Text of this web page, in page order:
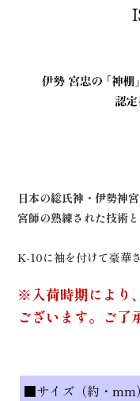
日本の総氏神・伊勢神
宮師の熟練された技術
K-10に袖を付けて豪華
※入荷時期により
ございます。ご了
■サイズ（約・mm）